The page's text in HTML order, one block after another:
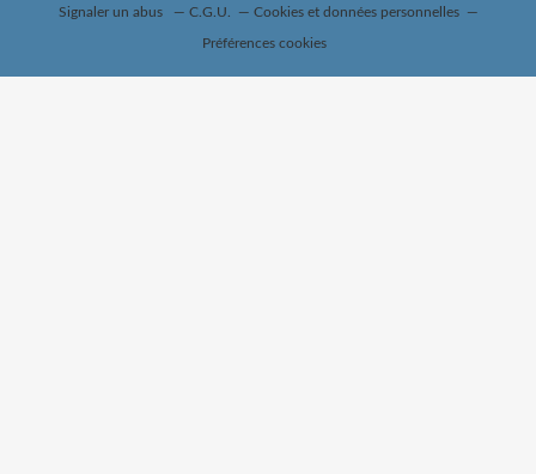
Signaler un abus C.G.U. Cookies et données personnelles
Préférences cookies